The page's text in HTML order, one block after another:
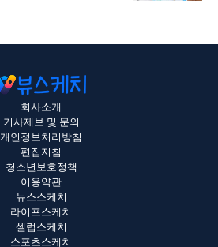
회사소개
기사제보 및 문의
개인정보처리방침
편집지침
청소년보호정책
이용약관
뉴스스케치
라이프스케치
셀럽스케치
스포츠스케치